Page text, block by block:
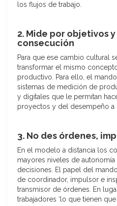
los flujos de trabajo.
2. Mide por objetivos y
consecución
Para que ese cambio cultural
transformar el mismo
productivo. Para ello, el
sistemas de medición de
y digitales que le permitan
proyectos y del desempeño a
3. No des órdenes,
En el modelo a distancia los
mayores niveles de
decisiones. El papel del
de coordinador, impulsor e
transmisor de órdenes. En
trabajadores ‘lo que tienen